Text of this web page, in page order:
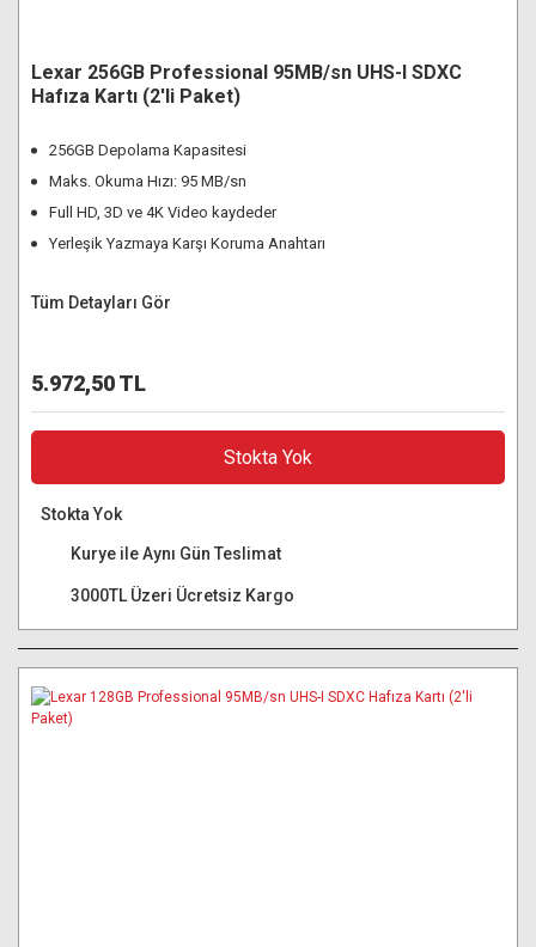
Lexar 256GB Professional 95MB/sn UHS-I SDXC
Hafıza Kartı (2'li Paket)
256GB Depolama Kapasitesi
Maks. Okuma Hızı: 95 MB/sn
Full HD, 3D ve 4K Video kaydeder
Yerleşik Yazmaya Karşı Koruma Anahtarı
Tüm Detayları Gör
5.972,50 TL
Stokta Yok
Stokta Yok
Kurye ile Aynı Gün Teslimat
3000TL Üzeri Ücretsiz Kargo